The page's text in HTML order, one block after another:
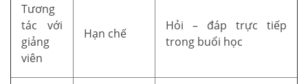
Tương
tác với
giảng
viên
Hạn chế
Hỏi – đáp trực tiếp
trong buổi học